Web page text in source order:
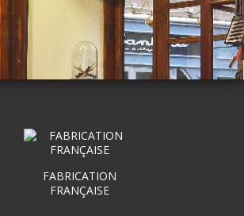
FABRICATION
FRANÇAISE